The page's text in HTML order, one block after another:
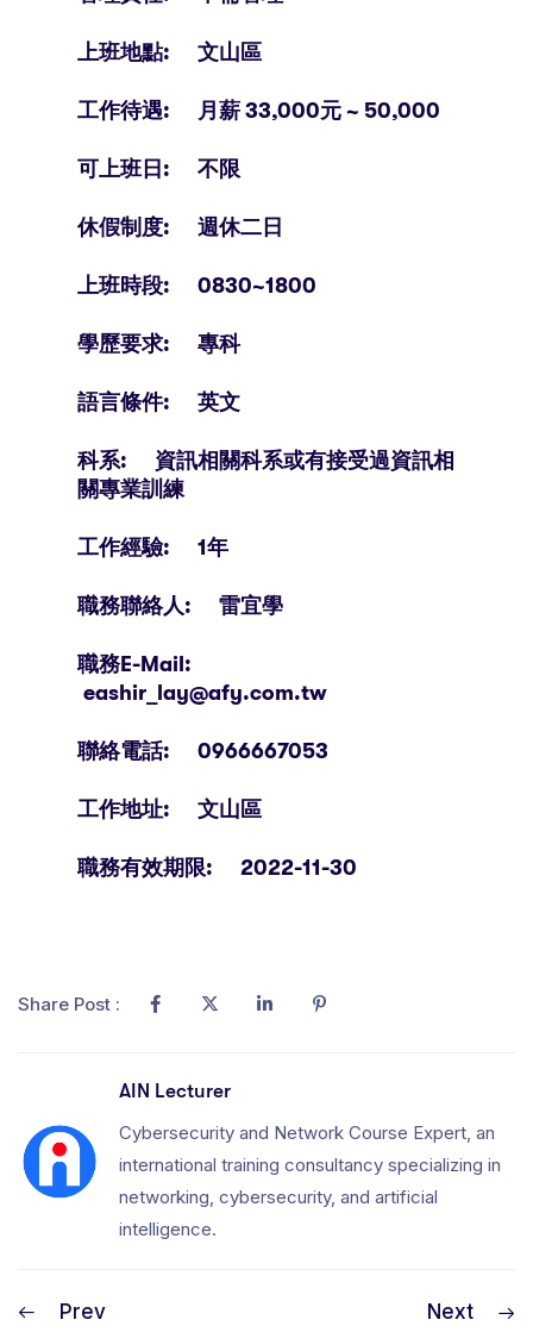
上班地點: 文山區
工作待遇: 月薪 33,000元 ~ 50,000
可上班日: 不限
休假制度: 週休二日
上班時段: 0830~1800
學歷要求: 專科
語言條件: 英文
科系: 資訊相關科系或有接受過資訊相
關專業訓練
工作經驗: 1年
職務聯絡人: 雷宜學
職務E-Mail:
eashir_lay@afy.com.tw
聯絡電話: 0966667053
工作地址: 文山區
職務有效期限: 2022-11-30
Share Post :
AIN Lecturer
Cybersecurity and Network Course Expert, an
international training consultancy specializing in
networking, cybersecurity, and artificial
intelligence.
Prev Next